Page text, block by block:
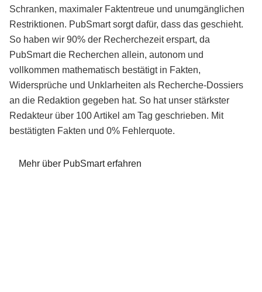
Schranken, maximaler Faktentreue und unumgänglichen
Restriktionen. PubSmart sorgt dafür, dass das geschieht.
So haben wir 90% der Recherchezeit erspart, da
PubSmart die Recherchen allein, autonom und
vollkommen mathematisch bestätigt in Fakten,
Widersprüche und Unklarheiten als Recherche-Dossiers
an die Redaktion gegeben hat. So hat unser stärkster
Redakteur über 100 Artikel am Tag geschrieben. Mit
bestätigten Fakten und 0% Fehlerquote.
Mehr über PubSmart erfahren